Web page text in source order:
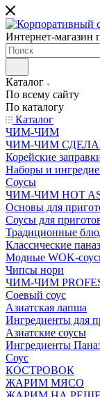
Интернет-магазин
Каталог
По всему сайту
По каталогу
Каталог
ЧИМ-ЧИМ
ЧИМ-ЧИМ
Корейские
Наборы и
Соусы
ЧИМ-ЧИМ HOT
Основы для
Соусы для
Традиционные
Классические
Модные WOK-
Чипсы нори
ЧИМ-ЧИМ
Соевый соус
Азиатская лапша
Ингредиенты для
Азиатские соусы
Ингредиенты
Соус
КОСТРОВОК
ЖАРИМ МЯСО